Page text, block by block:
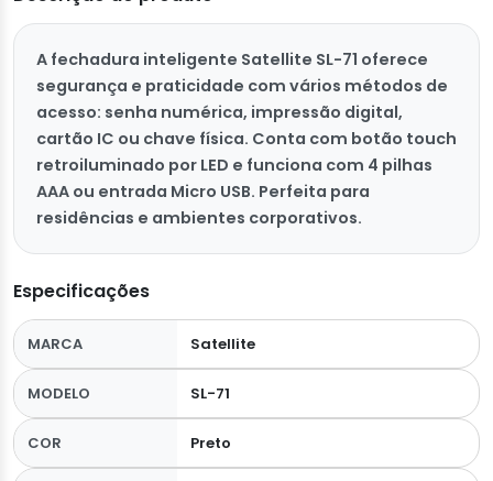
A fechadura inteligente Satellite SL-71 oferece
segurança e praticidade com vários métodos de
acesso: senha numérica, impressão digital,
cartão IC ou chave física. Conta com botão touch
retroiluminado por LED e funciona com 4 pilhas
AAA ou entrada Micro USB. Perfeita para
residências e ambientes corporativos.
Especificações
MARCA Satellite
MODELO SL-71
COR Preto